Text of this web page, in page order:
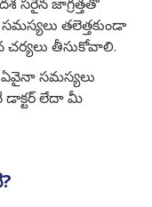
తలెత్తకుండా
చర్యలు తీసుకోవాలి.
ఏవైనా సమస్యలు
డాక్టర్ లేదా మీ